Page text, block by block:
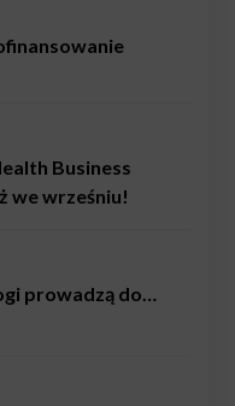
tylko choroby
Business
we wrześniu!
prowadzą do…